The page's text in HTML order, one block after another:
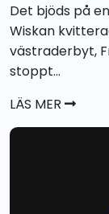
Det bjöds på
Wiskan
västraderbyt,
stoppt...
LÄS MER